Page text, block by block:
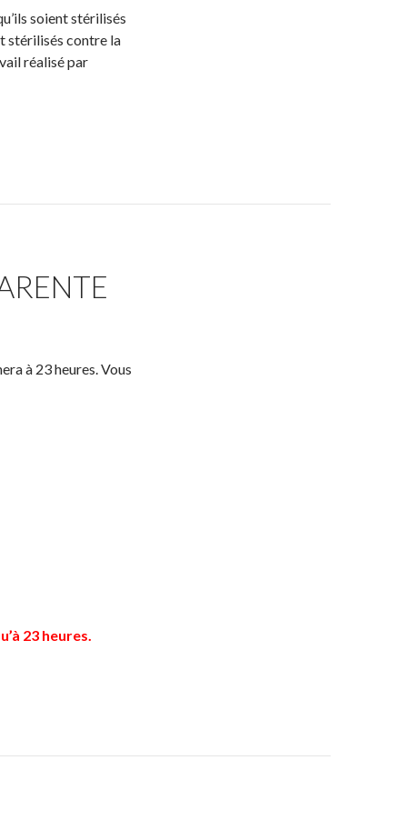
soient stérilisés
stérilisés contre la
réalisé par
à 23 heures. Vous
23 heures.